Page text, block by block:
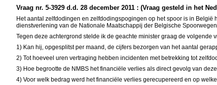
Vraag nr. 5-3929 d.d. 28 december 2011 : (Vraag gesteld in het
Het aantal zelfdodingen en zelfdodingspogingen op het spoor is in
dienstverlening van de Nationale Maatschappij der Belgische
Tegen deze achtergrond stelde ik de geachte minister graag de volgende
1) Kan hij, opgesplitst per maand, de cijfers bezorgen van het aantal
2) Tot hoeveel uren vertraging hebben incidenten met betrekking tot
3) Hoe begrootte de NMBS het financiële verlies als direct gevolg van
4) Voor welk bedrag werd het financiële verlies gerecupereerd en op